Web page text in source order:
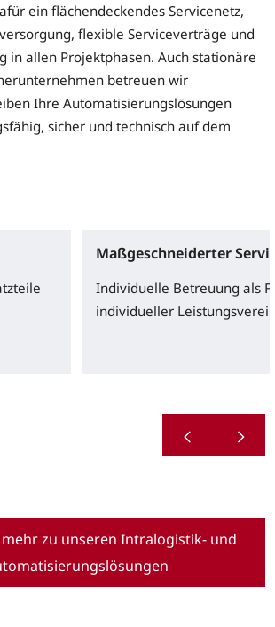
ein flächendeckendes Servicenetz,
flexible Serviceverträge und
in allen Projektphasen. Auch stationäre
betreuen wir
Ihre Automatisierungslösungen
sicher und technisch auf dem
Maßgeschneiderter
Individuelle Betreuung als
individueller
mehr zu unseren Intralogistik- und